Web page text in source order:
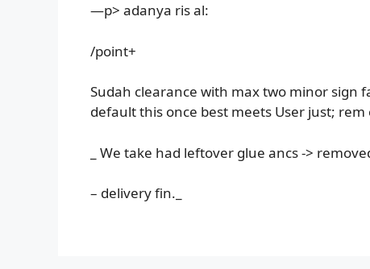
—p> adanya ris al:
/point+
Sudah clearance with max two minor sign
default this once best meets User just; rem
_ We take had leftover glue ancs ->
– delivery fin._